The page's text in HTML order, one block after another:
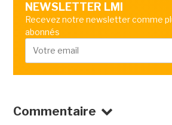
NEWSLETTER LMI
Recevez notre newsletter comme
abonnés
Commentaire